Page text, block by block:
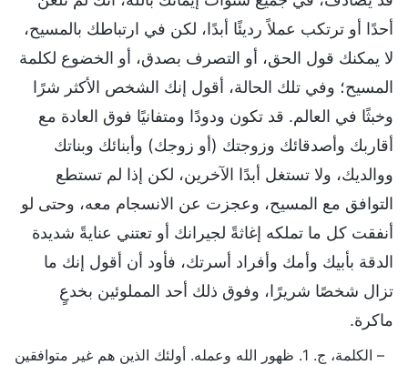
أحدًا أو ترتكب عملاً رديئًا أبدًا، لكن في ارتباطك بالمسيح،
لا يمكنك قول الحق، أو التصرف بصدق، أو الخضوع لكلمة
المسيح؛ وفي تلك الحالة، أقول إنك الشخص الأكثر شرًا
وخبثًا في العالم. قد تكون ودودًا ومتفانيًا فوق العادة مع
أقاربك وأصدقائك وزوجتك (أو زوجك) وأبنائك وبناتك
ووالديك، ولا تستغل أبدًا الآخرين، لكن إذا لم تستطع
التوافق مع المسيح، وعجزت عن الانسجام معه، وحتى لو
أنفقت كل ما تملكه إغاثةً لجيرانك أو تعتني عنايةً شديدة
الدقة بأبيك وأمك وأفراد أسرتك، فأود أن أقول إنك ما
تزال شخصًا شريرًا، وفوق ذلك أحد المملوئين بخدعٍ
ماكرة.
– الكلمة، ج. 1. ظهور الله وعمله. أولئك الذين هم غير متوافقين